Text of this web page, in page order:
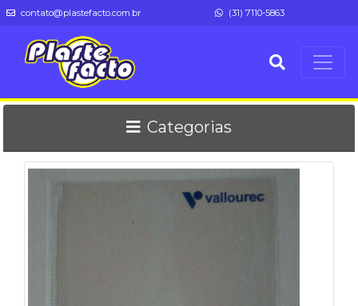
contato@plastefacto.com.br (31) 7110-5863
Categorias